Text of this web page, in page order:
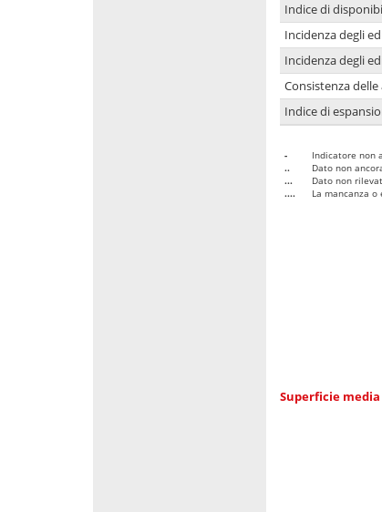
Indice di
Incidenza degli
Incidenza degli
Consistenza
Indice di
-
Indicatore non
..
Dato non
...
Dato non
....
La mancanza
Superficie